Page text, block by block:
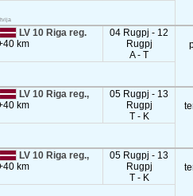
LV 10 Riga reg.
km
04 Rugpj - 12
Rugpj
A - T
LV 10 Riga reg.,
km
05 Rugpj - 13
Rugpj
T - K
LV 10 Riga reg.,
km
05 Rugpj - 13
Rugpj
T - K